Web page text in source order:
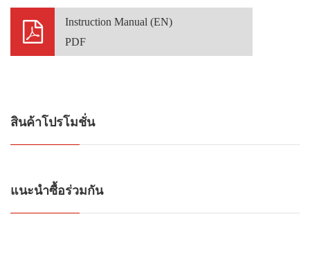
Instruction Manual (EN)
PDF
สินค้าโปรโมชั่น
แนะนำซื้อร่วมกัน